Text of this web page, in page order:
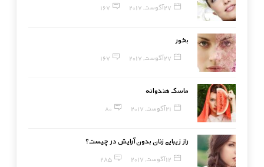
27 آگوست, 2017 167
بخور
27 آگوست, 2017 167
ماسک هندوانه
21 آگوست, 2017 80
راز زیبایی زنان بدون آرایش در چیست؟
12 آگوست, 2017 285